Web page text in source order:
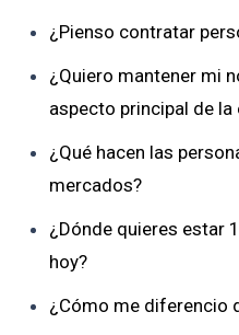
¿Pienso contratar
¿Quiero mantener mi
aspecto principal de la
¿Qué hacen las
mercados?
¿Dónde quieres estar
hoy?
¿Cómo me diferencio